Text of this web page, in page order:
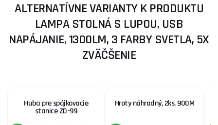
ALTERNATÍVNE VARIANTY K PRODUKTU
LAMPA STOLNÁ S LUPOU, USB
NAPÁJANIE, 1300LM, 3 FARBY SVETLA, 5X
ZVÄČŠENIE
Huba pre spájkovacie
stanice ZD-99
Hroty náhradný, 2ks, 900M